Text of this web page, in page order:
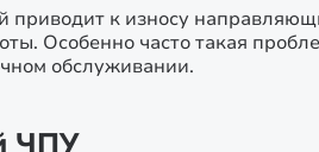
приводит к износу
Особенно часто такая
обслуживании.
ЧПУ